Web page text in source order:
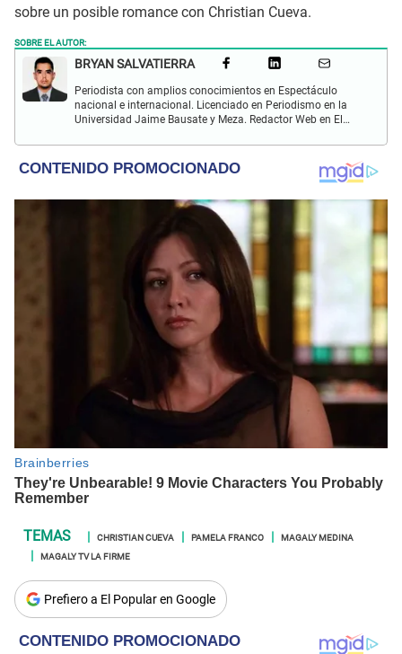
sobre un posible romance con Christian Cueva.
SOBRE EL AUTOR:
BRYAN SALVATIERRA
Periodista con amplios conocimientos en Espectáculo
nacional e internacional. Licenciado en Periodismo en la
Universidad Jaime Bausate y Meza. Redactor Web en El
películas, series, videojuegos y espectáculo.
CHRISTIAN CUEVA PAMELA FRANCO
MAGALY MEDINA
MAGALY TV LA FIRME
Prefiero a El Popular en Google